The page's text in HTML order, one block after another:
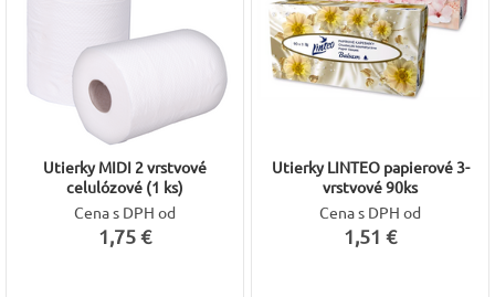
Utierky MIDI 2 vrstvové
celulózové (1 ks)
Cena s DPH od
1,75 €
Utierky LINTEO papierové 3-
vrstvové 90ks
Cena s DPH od
1,51 €